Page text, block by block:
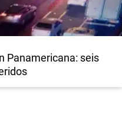
Panamericana: seis